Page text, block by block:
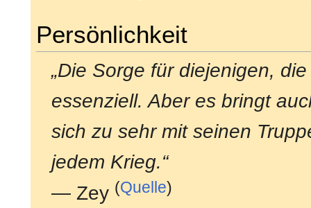
Persönlichkeit
„Die Sorge für diejenigen,
essenziell. Aber es bringt
sich zu sehr mit seinen
jedem Krieg.“
— Zey (Quelle)